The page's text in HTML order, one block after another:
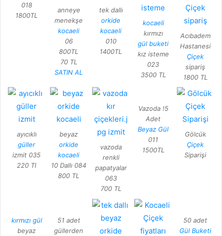
018
1800TL
anneye
menekşe
kocaeli
06
800TL
70 TL
SATIN AL
tek dallı
orkide
kocaeli
010
1400TL
kocaeli
kırmızı
gül buketi
kız isteme
023
3500 TL
Acıbadem
Hastanesi
Çiçek
sipariş
1800 TL
ayıcıklı
güller
izmit 035
220 Tl
beyaz
orkide
kocaeli
10 Dallı 084
800 TL
vazoda
renkli
papatyalar
063
700 TL
Vazoda !5
Adet
Beyaz Gül
011
1500TL
Gölcük
Çiçek
Siparişi
kırmızı gül
beyaz
51 adet
güllerden
50 adet
Gül Buketi